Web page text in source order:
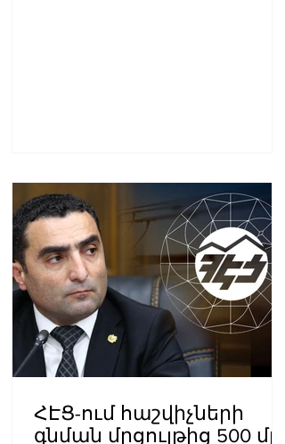
ՀԷՑ-ում հաշվիչների
գնման մրցույթից 500 մլն